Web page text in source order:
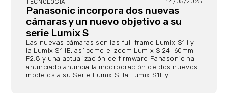
TECNOLOGÍA
Panasonic incorpora dos nuevas
cámaras y un nuevo objetivo a su
serie Lumix S
Las nuevas cámaras son las full frame Lumix S1II y
la Lumix S1IIE, así como el zoom Lumix S 24-60mm
F2.8 y una actualización de firmware Panasonic ha
anunciado anuncia la incorporación de dos nuevos
modelos a su Serie Lumix S: la Lumix S1II y...